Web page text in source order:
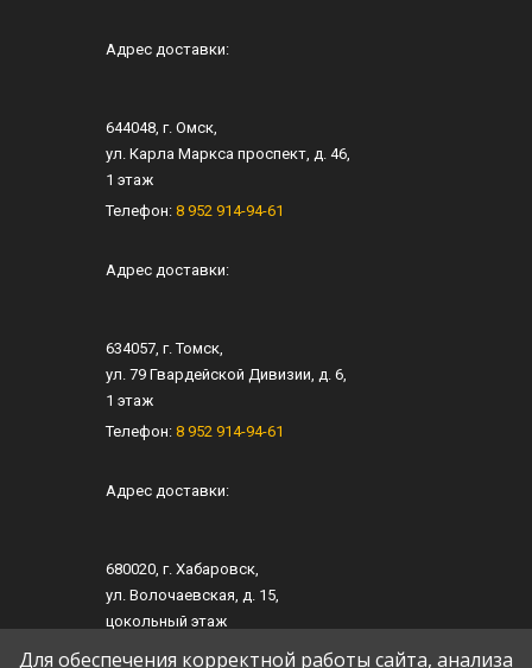
Адрес доставки:
644048 , г. Омск
ул. Карла Маркса проспект, д. 46
1 этаж
Телефон: 8 952 914-94-61
Адрес доставки:
634057 , г.Томск
ул. 79 Гвардейской Дивизии, д. 6
1 этаж
Телефон: 8 952 914-94-61
Адрес доставки:
680020 , г. Хабаровск
ул. ​Волочаевская, д. 15
цокольный этаж
Для обеспечения корректной работы сайта, анализа